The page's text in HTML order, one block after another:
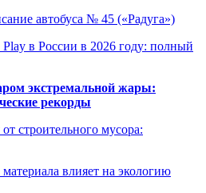
автобуса № 45 («Радуга»)
в России в 2026 году: полный
экстремальной жары:
рекорды
строительного мусора:
влияет на экологию